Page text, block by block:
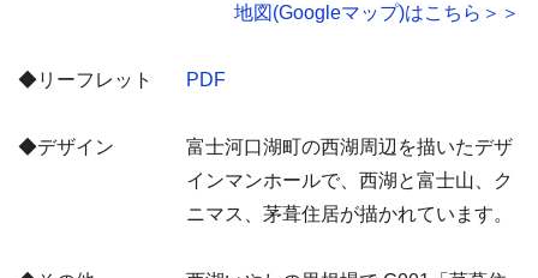
地図(Googleマップ)はこちら＞＞
◆リーフレット PDF
◆デザイン
富士河口湖町の西湖周辺を描いたデザ
インマンホールで、西湖と富士山、ク
ニマス、茅葺住居が描かれています。